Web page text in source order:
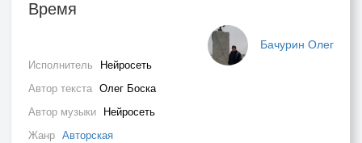
Время
Бачурин Олег
Исполнитель Нейросеть
Автор текста Олег Боска
Автор музыки Нейросеть
Жанр Авторская